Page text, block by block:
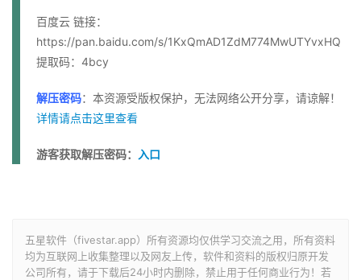
百度云 链接：
https://pan.baidu.com/s/1KxQmAD1ZdM774MwUTYvxHQ
提取码：4bcy
解压密码：本资源受版权保护，无法网络公开分享，请谅解！
详情请点击这里查看
游客获取解压密码： 入口
五星软件（fivestar.app）所有资源均仅供学习交流之用，所有资料
均为互联网上收集整理以及网友上传，软件和资料的版权归原开发
公司所有，请于下载后24小时内删除，禁止用于任何商业行为！若